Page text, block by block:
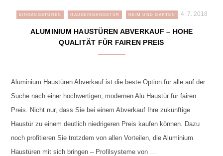
EINGANGSTÜREN HAUSEINGANGSTÜR HEIM UND GARTEN 4. 7. 2018
ALUMINIUM HAUSTÜREN ABVERKAUF – HOHE
QUALITÄT FÜR FAIREN PREIS
Aluminium Haustüren Abverkauf ist die beste Option für alle auf der
Suche nach einer hochwertigen, modernen Alu Haustür für fairen
Preis. Nicht nur, dass Sie bei einem Abverkauf Ihre zukünftige
Haustür zu einem deutlich niedrigeren Preis kaufen können. Dazu
noch profitieren Sie trotzdem von allen Vorteilen, die Aluminium
Haustüren mit sich bringen – Profilsysteme von …